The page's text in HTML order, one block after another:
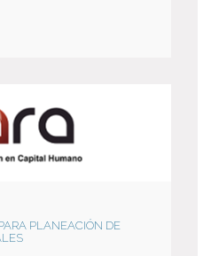
PLANEACIÓN DE